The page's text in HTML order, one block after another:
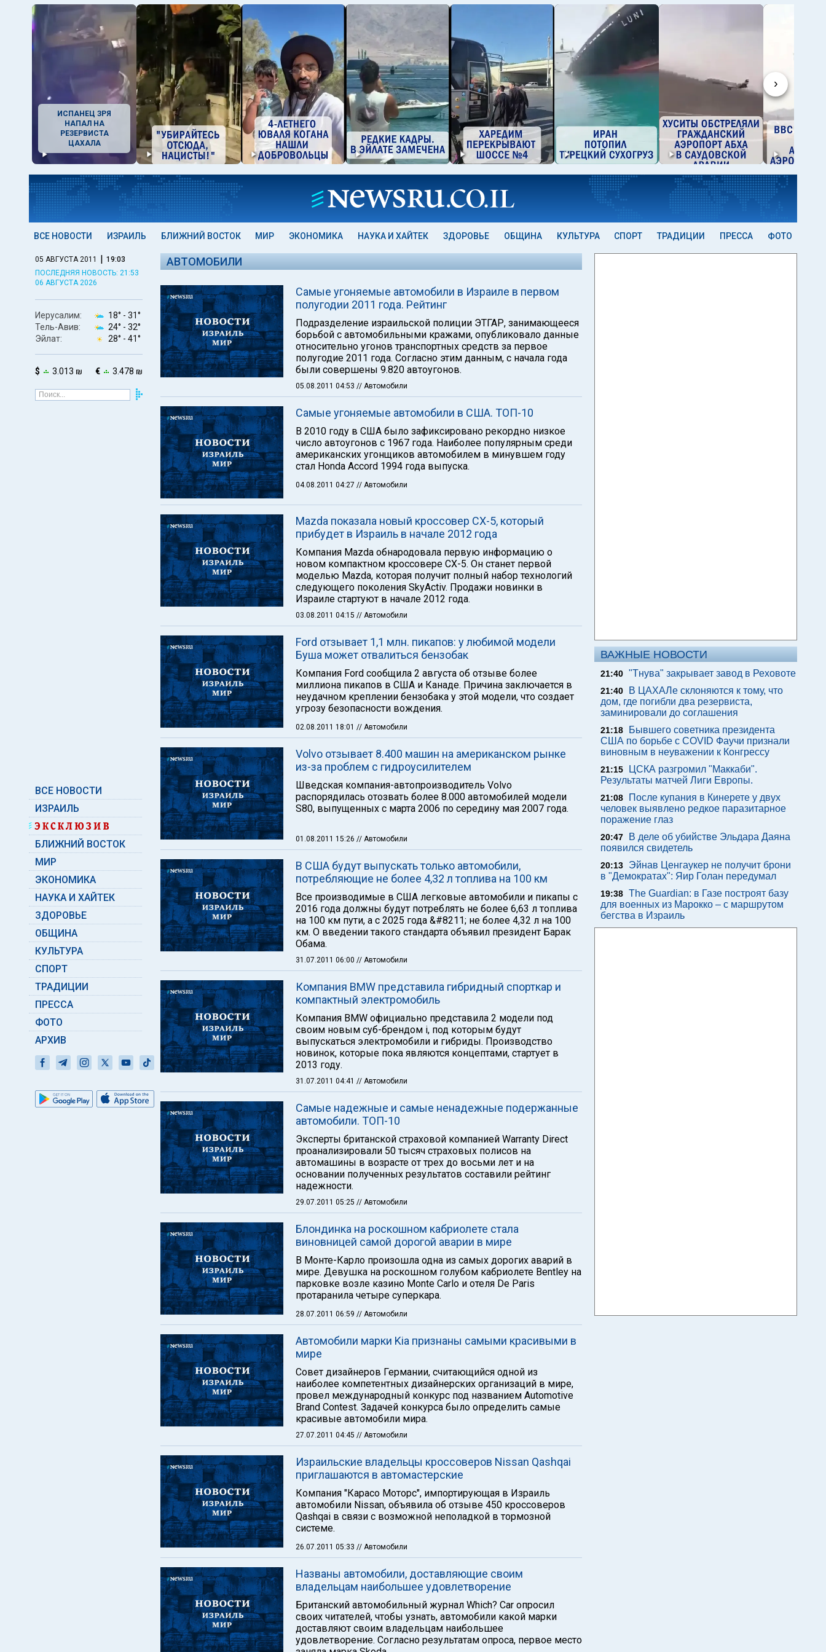
›
ИСПАНЕЦ ЗРЯ
НАПАЛ НА
РЕЗЕРВИСТА
ЦАХАЛА
ВСЕ НОВОСТИ ИЗРАИЛЬ БЛИЖНИЙ ВОСТОК МИР ЭКОНОМИКА НАУКА И ХАЙТЕК ЗДОРОВЬЕ ОБЩИНА КУЛЬТУРА СПОРТ ТРАДИЦИИ ПРЕССА ФОТО
05 АВГУСТА 2011 | 19:03
ПОСЛЕДНЯЯ НОВОСТЬ: 21:53
06 АВГУСТА 2026
Иерусалим: 18° - 31°
Тель-Авив:
24° - 32°
Эйлат:
28° - 41°
$ 3.013 ₪ € 3.478 ₪
ВСЕ НОВОСТИ
ИЗРАИЛЬ
БЛИЖНИЙ ВОСТОК
МИР
ЭКОНОМИКА
НАУКА И ХАЙТЕК
ЗДОРОВЬЕ
ОБЩИНА
КУЛЬТУРА
СПОРТ
ТРАДИЦИИ
ПРЕССА
ФОТО
АРХИВ
АВТОМОБИЛИ
Самые угоняемые автомобили в Израиле в первом
полугодии 2011 года. Рейтинг
Подразделение израильской полиции ЭТГАР, занимающееся
борьбой с автомобильными кражами, опубликовало данные
относительно угонов транспортных средств за первое
полугодие 2011 года. Согласно этим данным, с начала года
были совершены 9.820 автоугонов.
05.08.2011 04:53 // Автомобили
Самые угоняемые автомобили в США. ТОП-10
В 2010 году в США было зафиксировано рекордно низкое
число автоугонов с 1967 года. Наиболее популярным среди
американских угонщиков автомобилем в минувшем году
стал Honda Accord 1994 года выпуска.
04.08.2011 04:27 // Автомобили
Mazda показала новый кроссовер CX-5, который
прибудет в Израиль в начале 2012 года
Компания Mazda обнародовала первую информацию о
новом компактном кроссовере CX-5. Он станет первой
моделью Mazda, которая получит полный набор технологий
следующего поколения SkyActiv. Продажи новинки в
Израиле стартуют в начале 2012 года.
03.08.2011 04:15 // Автомобили
Ford отзывает 1,1 млн. пикапов: у любимой модели
Буша может отвалиться бензобак
Компания Ford сообщила 2 августа об отзыве более
миллиона пикапов в США и Канаде. Причина заключается в
неудачном креплении бензобака у этой модели, что создает
угрозу безопасности вождения.
02.08.2011 18:01 // Автомобили
Volvo отзывает 8.400 машин на американском рынке
из-за проблем с гидроусилителем
Шведская компания-автопроизводитель Volvo
распорядилась отозвать более 8.000 автомобилей модели
S80, выпущенных с марта 2006 по середину мая 2007 года.
01.08.2011 15:26 // Автомобили
В США будут выпускать только автомобили,
потребляющие не более 4,32 л топлива на 100 км
Все производимые в США легковые автомобили и пикапы с
2016 года должны будут потреблять не более 6,63 л топлива
на 100 км пути, а с 2025 года &#8211; не более 4,32 л на 100
км. О введении такого стандарта объявил президент Барак
Обама.
31.07.2011 06:00 // Автомобили
Компания BMW представила гибридный спорткар и
компактный электромобиль
Компания BMW официально представила 2 модели под
своим новым суб-брендом i, под которым будут
выпускаться электромобили и гибриды. Производство
новинок, которые пока являются концептами, стартует в
2013 году.
31.07.2011 04:41 // Автомобили
Самые надежные и самые ненадежные подержанные
автомобили. ТОП-10
Эксперты британской страховой компанией Warranty Direct
проанализировали 50 тысяч страховых полисов на
автомашины в возрасте от трех до восьми лет и на
основании полученных результатов составили рейтинг
надежности.
29.07.2011 05:25 // Автомобили
Блондинка на роскошном кабриолете стала
виновницей самой дорогой аварии в мире
В Монте-Карло произошла одна из самых дорогих аварий в
мире. Девушка на роскошном голубом кабриолете Bentley на
парковке возле казино Monte Carlo и отеля De Paris
протаранила четыре суперкара.
28.07.2011 06:59 // Автомобили
Автомобили марки Kia признаны самыми красивыми в
мире
Совет дизайнеров Германии, считающийся одной из
наиболее компетентных дизайнерских организаций в мире,
провел международный конкурс под названием Automotive
Brand Contest. Задачей конкурса было определить самые
красивые автомобили мира.
27.07.2011 04:45 // Автомобили
Израильские владельцы кроссоверов Nissan Qashqai
приглашаются в автомастерские
Компания "Карасо Моторс", импортирующая в Израиль
автомобили Nissan, объявила об отзыве 450 кроссоверов
Qashqai в связи с возможной неполадкой в тормозной
системе.
26.07.2011 05:33 // Автомобили
Названы автомобили, доставляющие своим
владельцам наибольшее удовлетворение
Британский автомобильный журнал Which? Car опросил
своих читателей, чтобы узнать, автомобили какой марки
доставляют своим владельцам наибольшее
удовлетворение. Согласно результатам опроса, первое место
ВАЖНЫЕ НОВОСТИ
21:40 "Тнува" закрывает завод в Реховоте
21:40
В ЦАХАЛе склоняются к тому, что
дом, где погибли два резервиста,
заминировали до соглашения
21:18
Бывшего советника президента
США по борьбе с COVID Фаучи признали
виновным в неуважении к Конгрессу
21:15
ЦСКА разгромил "Маккаби".
Результаты матчей Лиги Европы.
21:08
После купания в Кинерете у двух
человек выявлено редкое паразитарное
поражение глаз
20:47
В деле об убийстве Эльдара Даяна
появился свидетель
20:13
Эйнав Ценгаукер не получит брони
в "Демократах": Яир Голан передумал
19:38 The Guardian: в Газе построят базу
для военных из Марокко – с маршрутом
бегства в Израиль